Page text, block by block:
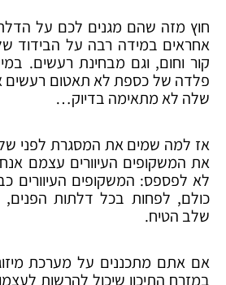
חוץ מזה שהם מגנים לכם על
אחראים במידה רבה על הבידוד
קור וחום, וגם מבחינת רעשים.
פלדה של כספת לא תאטום רעשים
שלה לא מתאימה בדיוק…
אז למה שמים את המסגרת לפני
את המשקופים העיוורים עצמם
לא לפספס: המשקופים העיוורים
כולם, לפחות בכל דלתות
שלב הטיח.
אם אתם מתכננים על מערכת
במזרח התיכון שיכול להרשות